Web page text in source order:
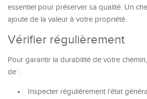
essentiel pour préserver sa qualité. Un
ajoute de la valeur à votre propriété.
Vérifier régulièrement
Pour garantir la durabilité de votre
de :
Inspecter régulièrement l’état